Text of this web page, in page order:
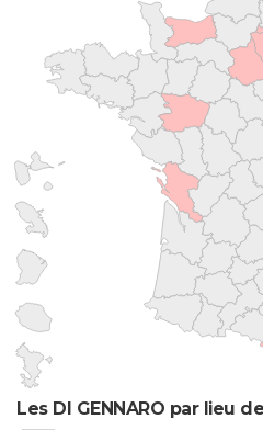
Les DI GENNARO par lieu